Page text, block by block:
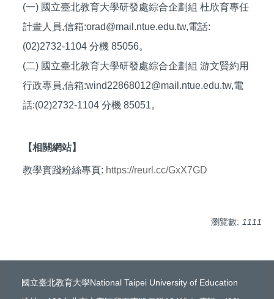
(一) 國立臺北教育大學研發處綜合企劃組 杜欣育專任
計畫人員,信箱:orad@mail.ntue.edu.tw,電話:
(02)2732-1104 分機 85056。
(二) 國立臺北教育大學研發處綜合企劃組 游文賢約用
行政專員,信箱:wind22868012@mail.ntue.edu.tw,電
話:(02)2732-1104 分機 85051。
【相關網站】
教學實踐粉絲專頁: https://reurl.cc/GxX7GD
瀏覽數: 1111
國立臺北教育大學National Taipei University of Education